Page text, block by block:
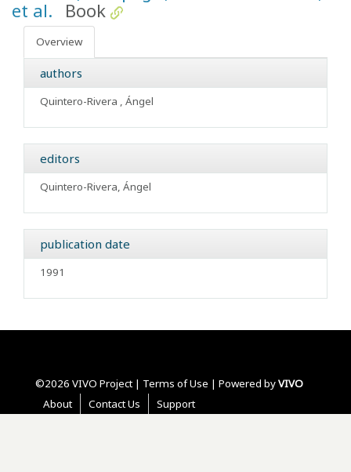
et al.
Book
Overview
authors
Quintero-Rivera , Ángel
editors
Quintero-Rivera, Ángel
publication date
1991
©2026 VIVO Project | Terms of Use | Powered byVIVO
About
Contact Us Support